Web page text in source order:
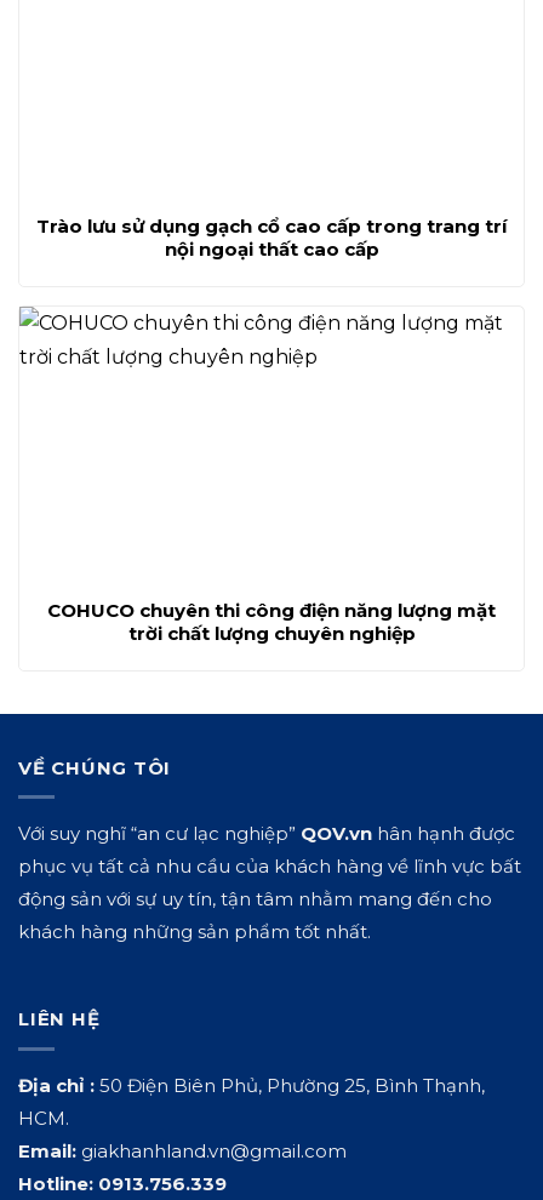
Trào lưu sử dụng gạch cổ cao cấp trong trang trí
nội ngoại thất cao cấp
COHUCO chuyên thi công điện năng lượng mặt
trời chất lượng chuyên nghiệp
VỀ CHÚNG TÔI
Với suy nghĩ “an cư lạc nghiệp” QOV.vn hân hạnh được
phục vụ tất cả nhu cầu của khách hàng về lĩnh vực bất
động sản với sự uy tín, tận tâm nhằm mang đến cho
khách hàng những sản phẩm tốt nhất.
LIÊN HỆ
Địa chỉ : 50 Điện Biên Phủ, Phường 25, Bình Thạnh,
HCM.
Email: giakhanhland.vn@gmail.com
Hotline: 0913.756.339